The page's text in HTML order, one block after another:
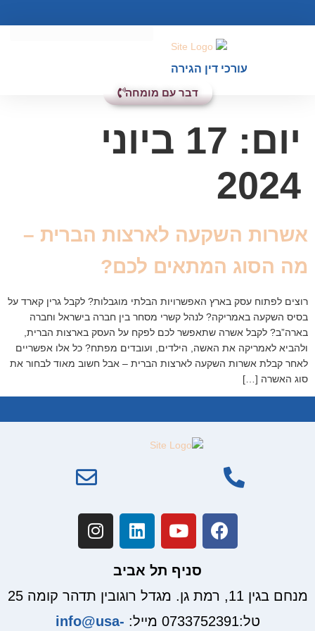
עורכי דין הגירה
דבר עם מומחה
יום:
17 ביוני
2024
אשרות השקעה לארצות הברית –
מה הסוג המתאים לכם?
רוצים לפתוח עסק בארץ האפשרויות הבלתי מוגבלות? לקבל גרין קארד על
בסיס השקעה באמריקה? לנהל קשרי מסחר בין חברה בישראל וחברה
בארה”ב? לקבל אשרה שתאפשר לכם לפקח על העסק בארצות הברית,
ולהביא לאמריקה את האשה, הילדים, ועובדים מפתח? כל אלו אפשריים
לאחר קבלת אשרות השקעה לארצות הברית – אבל חשוב מאוד לבחור את
סוג האשרה […]
סניף תל אביב
מנחם בגין 11, רמת גן. מגדל רוגובין תדהר קומה 25
טל:0733752391 מייל:
info@usa-